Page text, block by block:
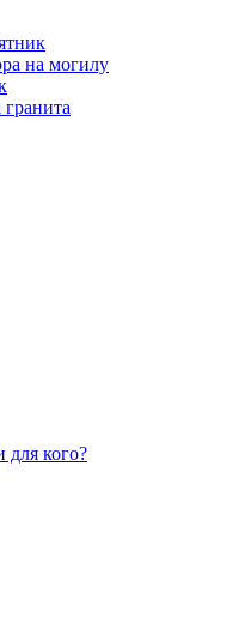
на могилу
кого?